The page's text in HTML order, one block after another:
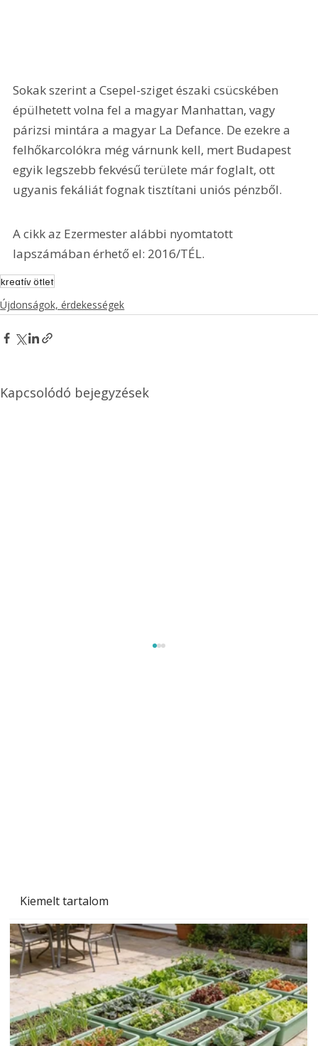
Kiemelt tartalom
Sokak szerint a Csepel-sziget északi csücskében
épülhetett volna fel a magyar Manhattan, vagy
párizsi mintára a magyar La Defance. De ezekre a
felhőkarcolókra még várnunk kell, mert Budapest
egyik legszebb fekvésű területe már foglalt, ott
ugyanis fekáliát fognak tisztítani uniós pénzből.
A cikk az Ezermester alábbi nyomtatott
lapszámában érhető el: 2016/TÉL.
kreatív ötlet
Újdonságok, érdekességek
Kapcsolódó bejegyzések